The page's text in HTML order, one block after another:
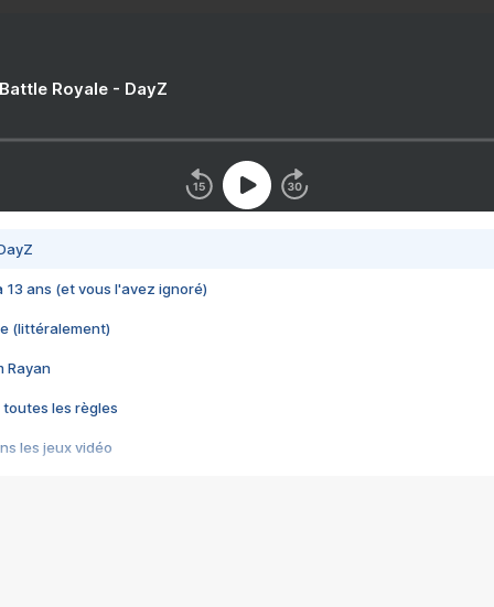
Royale - DayZ
13 ans (et vous l'avez ignoré)
(littéralement)
Rayan
toutes les règles
les jeux vidéo